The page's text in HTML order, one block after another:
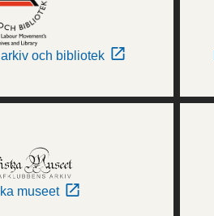
och bibliotek
museet